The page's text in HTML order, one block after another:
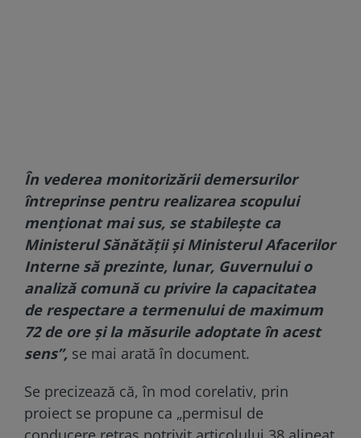
În vederea monitorizării demersurilor
întreprinse pentru realizarea scopului
menţionat mai sus, se stabileşte ca
Ministerul Sănătăţii şi Ministerul Afacerilor
Interne să prezinte, lunar, Guvernului o
analiză comună cu privire la capacitatea
de respectare a termenului de maximum
72 de ore şi la măsurile adoptate în acest
sens”, se mai arată în document.
Se precizează că, în mod corelativ, prin
proiect se propune ca „permisul de